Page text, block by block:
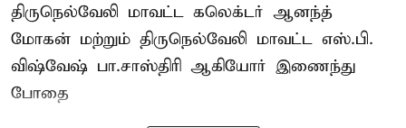
திருநெல்வேலி மாவட்ட கலெக்டர் ஆனந்த்
மோகன் மற்றும் திருநெல்வேலி மாவட்ட எஸ்.பி.
விஷ்வேஷ் பா.சாஸ்திரி ஆகியோர் இணைந்து
போதை